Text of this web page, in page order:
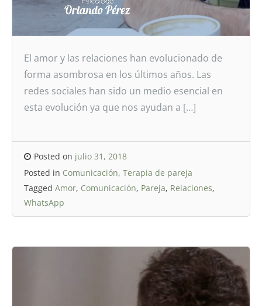
El amor y las relaciones han evolucionado de
forma asombrosa en los últimos años. Las
redes sociales han sido un medio esencial en
esta evolución ya que nos ayudan a […]
Posted on julio 31, 2018
Posted in Comunicación, Terapia de pareja
Tagged Amor, Comunicación, Pareja, Relaciones,
WhatsApp